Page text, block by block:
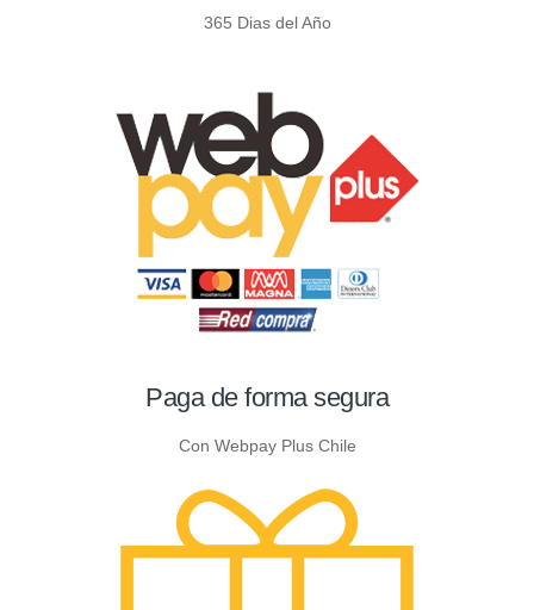
365 Dias del Año
Paga de forma segura
Con Webpay Plus Chile